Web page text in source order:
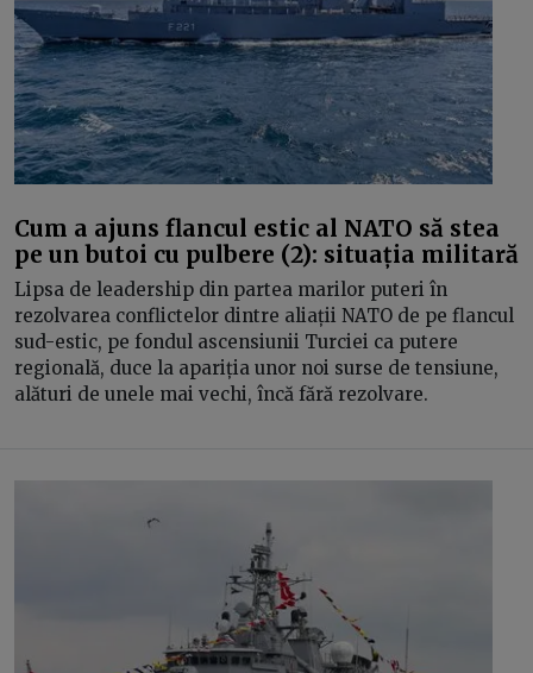
Cum a ajuns flancul estic al NATO să stea
pe un butoi cu pulbere (2): situația militară
Lipsa de leadership din partea marilor puteri în
rezolvarea conflictelor dintre aliații NATO de pe flancul
sud-estic, pe fondul ascensiunii Turciei ca putere
regională, duce la apariția unor noi surse de tensiune,
alături de unele mai vechi, încă fără rezolvare.